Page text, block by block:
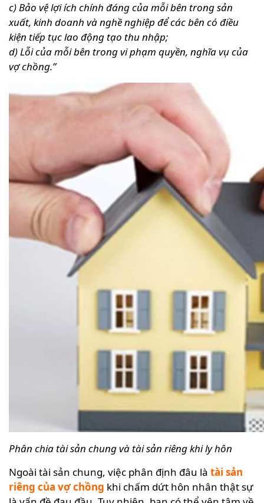
c) Bảo vệ lợi ích chính đáng của mỗi bên trong sản
xuất, kinh doanh và nghề nghiệp để các bên có điều
kiện tiếp tục lao động tạo thu nhập;
d) Lỗi của mỗi bên trong vi phạm quyền, nghĩa vụ của
vợ chồng.”
Phân chia tài sản chung và tài sản riêng khi ly hôn
Ngoài tài sản chung, việc phân định đâu là tài sản
riêng của vợ chồng khi chấm dứt hôn nhân thật sự